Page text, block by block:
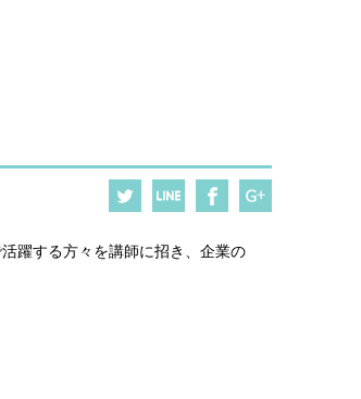
躍する方々を講師に招き、企業の